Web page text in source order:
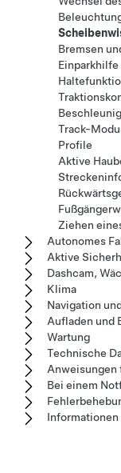
Bremsen
Einparkhilfe
Track-
Profile
Aktive
Ziehen
Autonomes
Aktive
Dashcam,
Klima
Navigation
Aufladen und
Wartung
Technische
Anweisungen
Bei einem
Informationen